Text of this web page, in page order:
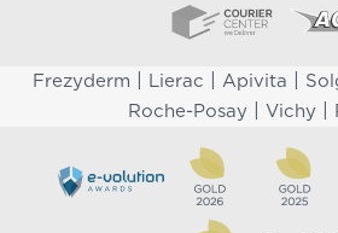
Frezyderm Lierac Apivita
Roche-Posay
Vichy